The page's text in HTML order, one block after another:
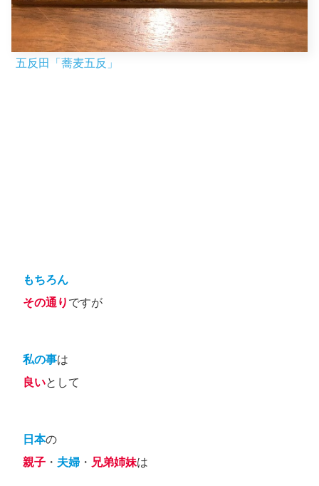
五反田「蕎麦五反」
もちろん
その通り ですが
私の事は
良いとして
日本の
親子 ・ 夫婦 ・ 兄弟姉妹は